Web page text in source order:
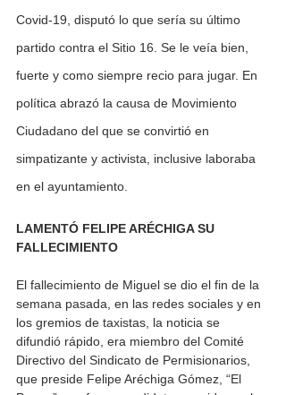
Covid-19, disputó lo que sería su último
partido contra el Sitio 16. Se le veía bien,
fuerte y como siempre recio para jugar. En
política abrazó la causa de Movimiento
Ciudadano del que se convirtió en
simpatizante y activista, inclusive laboraba
en el ayuntamiento.
LAMENTÓ FELIPE ARÉCHIGA SU
FALLECIMIENTO
El fallecimiento de Miguel se dio el fin de la
semana pasada, en las redes sociales y en
los gremios de taxistas, la noticia se
difundió rápido, era miembro del Comité
Directivo del Sindicato de Permisionarios,
que preside Felipe Aréchiga Gómez, “El